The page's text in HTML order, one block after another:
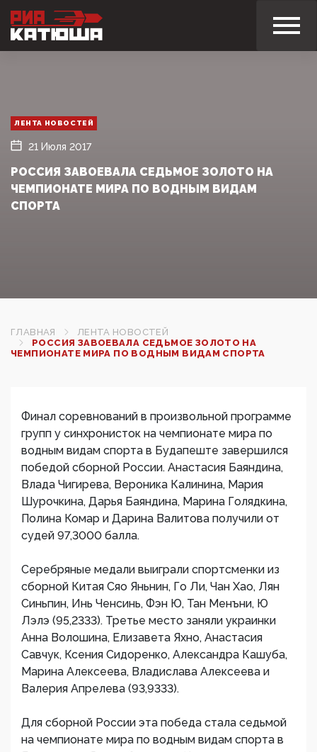
ЛЕНТА НОВОСТЕЙ
21 Июля 2017
РОССИЯ ЗАВОЕВАЛА СЕДЬМОЕ ЗОЛОТО НА
ЧЕМПИОНАТЕ МИРА ПО ВОДНЫМ ВИДАМ
СПОРТА
ГЛАВНАЯ
ЛЕНТА НОВОСТЕЙ
РОССИЯ ЗАВОЕВАЛА СЕДЬМОЕ ЗОЛОТО НА
ЧЕМПИОНАТЕ МИРА ПО ВОДНЫМ ВИДАМ СПОРТА
Финал соревнований в произвольной программе
групп у синхронисток на чемпионате мира по
водным видам спорта в Будапеште завершился
победой сборной России. Анастасия Баяндина,
Влада Чигирева, Вероника Калинина, Мария
Шурочкина, Дарья Баяндина, Марина Голядкина,
Полина Комар и Дарина Валитова получили от
судей 97,3000 балла.
Серебряные медали выиграли спортсменки из
сборной Китая Сяо Яньнин, Го Ли, Чан Хао, Лян
Синьпин, Инь Ченсинь, Фэн Ю, Тан Менъни, Ю
Лэлэ (95,2333). Третье место заняли украинки
Анна Волошина, Елизавета Яхно, Анастасия
Савчук, Ксения Сидоренко, Александра Кашуба,
Марина Алексеева, Владислава Алексеева и
Валерия Апрелева (93,9333).
Для сборной России эта победа стала седьмой
на чемпионате мира по водным видам спорта в